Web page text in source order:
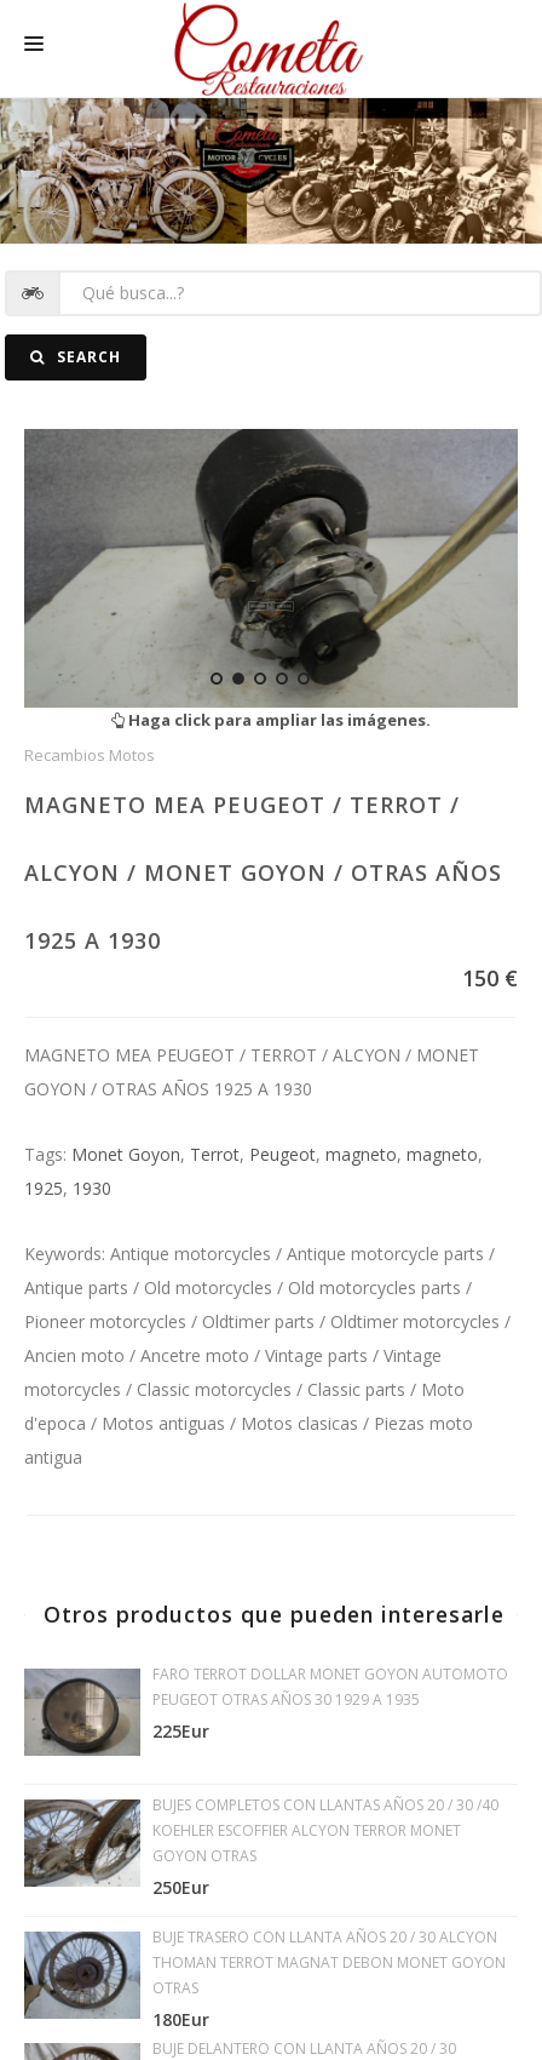
HOME
MOTOS NACIONALES Y OTRAS
REC. MOTOS
FOTOSSEARCH
Haga click para ampliar las imágenes.
Recambios Motos
MAGNETO MEA PEUGEOT / TERROT /
ALCYON / MONET GOYON / OTRAS AÑOS
1925 A 1930
150 €
MAGNETO MEA PEUGEOT / TERROT / ALCYON / MONET
GOYON / OTRAS AÑOS 1925 A 1930
Tags: Monet Goyon, Terrot, Peugeot, magneto, magneto,
1925, 1930
Keywords: Antique motorcycles / Antique motorcycle parts /
Antique parts / Old motorcycles / Old motorcycles parts /
Pioneer motorcycles / Oldtimer parts / Oldtimer motorcycles /
Ancien moto / Ancetre moto / Vintage parts / Vintage
motorcycles / Classic motorcycles / Classic parts / Moto
d'epoca / Motos antiguas / Motos clasicas / Piezas moto
antigua
Otros productos que pueden interesarle
FARO TERROT DOLLAR MONET GOYON AUTOMOTO
PEUGEOT OTRAS AÑOS 30 1929 A 1935
225Eur
BUJES COMPLETOS CON LLANTAS AÑOS 20 / 30 /40
KOEHLER ESCOFFIER ALCYON TERROR MONET
GOYON OTRAS
250Eur
BUJE TRASERO CON LLANTA AÑOS 20 / 30 ALCYON
THOMAN TERROT MAGNAT DEBON MONET GOYON
OTRAS
180Eur
BUJE DELANTERO CON LLANTA AÑOS 20 / 30